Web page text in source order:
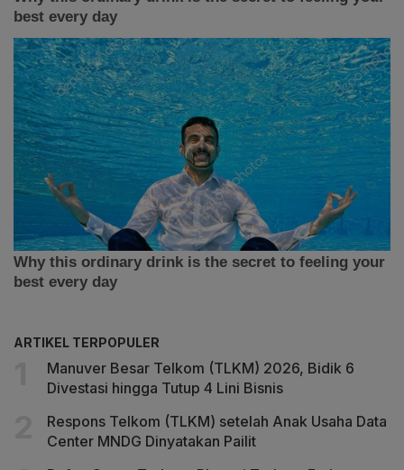
ARTIKEL TERPOPULER
Manuver Besar Telkom (TLKM) 2026, Bidik 6
Divestasi hingga Tutup 4 Lini Bisnis
Respons Telkom (TLKM) setelah Anak Usaha Data
Center MNDG Dinyatakan Pailit